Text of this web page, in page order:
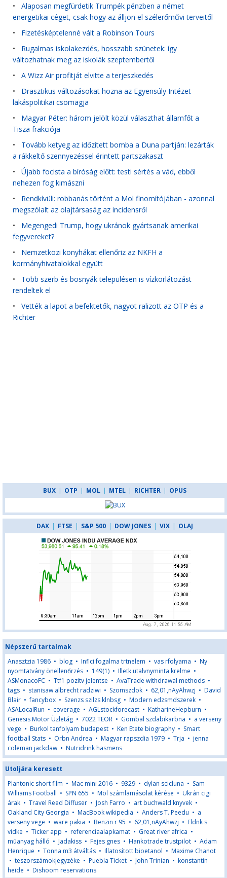
• Alaposan megfürdetik Trumpék pénzben a német
energetikai céget, csak hogy az álljon el szélerőművi terveitől
• Fizetésképtelenné vált a Robinson Tours
• Rugalmas iskolakezdés, hosszabb szünetek: így
változhatnak meg az iskolák szeptembertől
• A Wizz Air profitját elvitte a terjeszkedés
• Drasztikus változásokat hozna az Egyensúly Intézet
lakáspolitikai csomagja
• Magyar Péter: három jelölt közül választhat államfőt a
Tisza frakciója
• Tovább ketyeg az időzített bomba a Duna partján: lezárták
a rákkeltő szennyezéssel érintett partszakaszt
• Újabb focista a bíróság előtt: testi sértés a vád, ebből
nehezen fog kimászni
• Rendkívüli: robbanás történt a Mol finomítójában - azonnal
megszólalt az olajtársaság az incidensről
• Megengedi Trump, hogy ukránok gyártsanak amerikai
fegyvereket?
• Nemzetközi konyhákat ellenőriz az NKFH a
kormányhivatalokkal együtt
• Több szerb és bosnyák településen is vízkorlátozást
rendeltek el
• Vették a lapot a befektetők, nagyot ralizott az OTP és a
Richter
BUX | OTP | MOL | MTEL | RICHTER | OPUS
DAX | FTSE | S&P 500 | DOW JONES | VIX | OLAJ
Népszerű tartalmak
Anasztzia 1986 • blog • Inflci fogalma trtnelem • vas rfolyama • Ny
nyomtatvány önellenőrzés • 149(1) • Illetk utalvnyminta krelme •
ASMonacoFC • Ttf1 pozitv jelentse • AvaTrade withdrawal methods •
tags • stanisaw albrecht radziwi • Szomszdok • 62,01,nAyAhwzj • David
Blair •fancybox • Szenzs szilzs klnbsg • Modern edzsmdszerek •
ASALocalRun • coverage • AGLstockforecast • KatharineHepburn •
Genesis Motor Üzletág • 7022 TEOR • Gombal szdabikarbna • a verseny
vege • Burkol tanfolyam budapest • Ken Etete biography • Smart
football Stats • Orbn Andrea • Magyar rapszdia 1979 • Trja • jenna
coleman jackdaw • Nutridrink hasmens
Utoljára keresett
Plantonic short film • Mac mini 2016 • 9329 • dylan scicluna • Sam
Williams Football • SPN 655 • Mol számlamásolat kérése • Ukrán cigi
árak • Travel Reed Diffuser • Josh Farro • art buchwald knyvek •
Oakland City Georgia • MacBook wikipedia • Anders T. Peedu • a
verseny vege • ware pakia • Benzin r 95 • 62,01,nAyAhwzj • Fldnk s
vidke • Ticker app • referenciaalapkamat • Great river africa •
müanyag hálló • Jadakiss • Fejes gnes • Hankotrade trustpilot • Adam
Henrique • Tonna m3 átváltás • Illatosított bioetanol • Maxime Chanot
• teszorszámokjegyzéke • Puebla Ticket • John Trinian • konstantin
heide • Dishoom reservations